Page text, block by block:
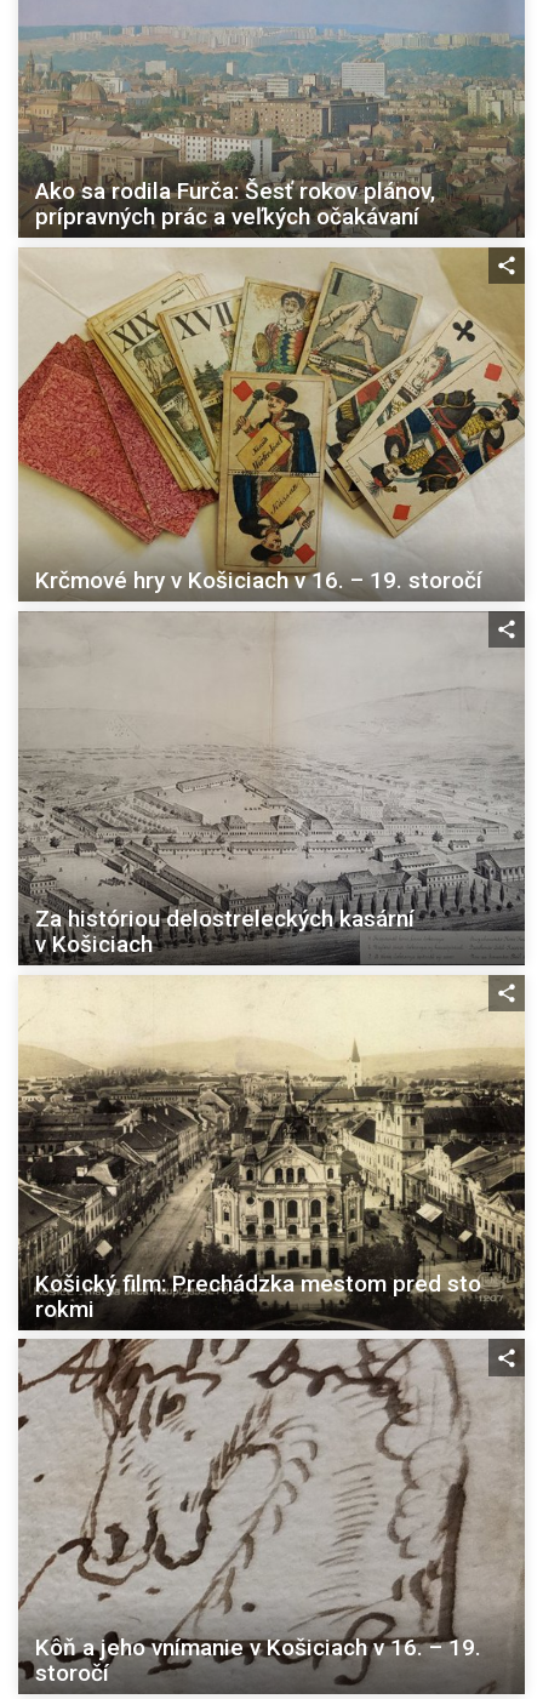
Ako sa rodila Furča: Šesť rokov plánov,
prípravných prác a veľkých očakávaní
Krčmové hry v Košiciach v 16. – 19. storočí
Za históriou delostreleckých kasární
v Košiciach
Košický film: Prechádzka mestom pred sto
rokmi
Kôň a jeho vnímanie v Košiciach v 16. – 19.
storočí